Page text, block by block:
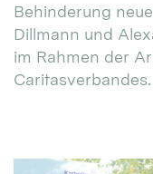
Behinderung
Dillmann und
im Rahmen der
Caritasverbandes.